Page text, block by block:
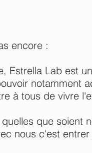
encore :
Estrella Lab est
notamment
à tous de vivre
que soient
nous c'est